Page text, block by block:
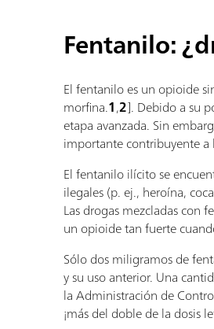
Fentanilo:
El fentanilo es un opioide
morfina.1,2]. Debido a su
etapa avanzada. Sin
importante contribuyente a
El fentanilo ilícito se
ilegales (p. ej., heroína,
Las drogas mezcladas con
un opioide tan fuerte
Sólo dos miligramos de
y su uso anterior. Una
la Administración de
¡más del doble de la dosis